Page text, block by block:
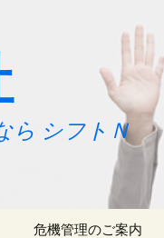
ら シフトＮ
危機管理のご案内